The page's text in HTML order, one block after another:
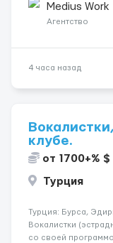
візку (потрібна
Medius Work
Агентство
4 часа назад
клубе.
от 1700+% $
Турция
Турция: Бурса,
Вокалистки
со своей